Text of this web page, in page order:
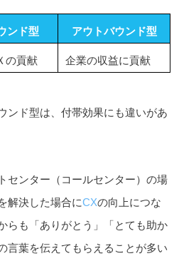
ンド型 アウトバウンド型
の貢献 企業の収益に貢献
ンド型は、付帯効果にも違いがあ
センター（コールセンター）の場
解決した場合にCXの向上につな
らも「ありがとう」「とても助か
言葉を伝えてもらえることが多い